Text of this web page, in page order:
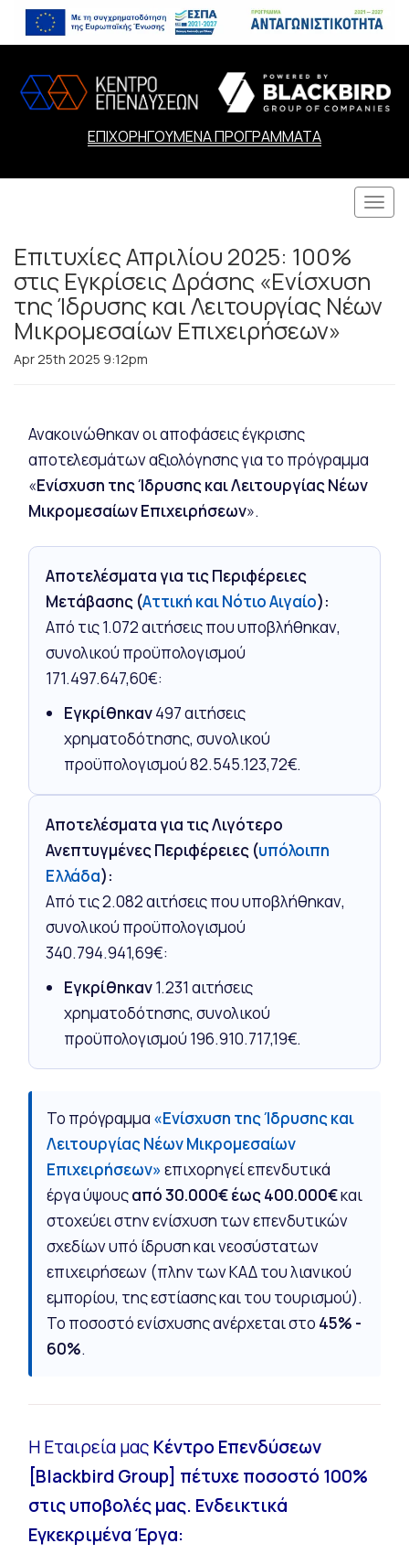
ΕΠΙΧΟΡΗΓΟΥΜΕΝΑ ΠΡΟΓΡΑΜΜΑΤΑ
Επιτυχίες Απριλίου 2025: 100%
στις Εγκρίσεις Δράσης «Ενίσχυση
της Ίδρυσης και Λειτουργίας Νέων
Μικρομεσαίων Επιχειρήσεων»
Apr 25th 2025 9:12pm
Ανακοινώθηκαν οι αποφάσεις έγκρισης
αποτελεσμάτων αξιολόγησης για το πρόγραμμα
«Ενίσχυση της Ίδρυσης και Λειτουργίας Νέων
Μικρομεσαίων Επιχειρήσεων».
Αποτελέσματα για τις Περιφέρειες
Μετάβασης (Αττική και Νότιο Αιγαίο):
Από τις 1.072 αιτήσεις που υποβλήθηκαν,
συνολικού προϋπολογισμού
171.497.647,60€:
Εγκρίθηκαν497 αιτήσεις
χρηματοδότησης, συνολικού
προϋπολογισμού 82.545.123,72€.
Αποτελέσματα για τις Λιγότερο
Ανεπτυγμένες Περιφέρειες (υπόλοιπη
Ελλάδα):
Από τις 2.082 αιτήσεις που υποβλήθηκαν,
συνολικού προϋπολογισμού
340.794.941,69€:
Εγκρίθηκαν1.231 αιτήσεις
χρηματοδότησης, συνολικού
προϋπολογισμού 196.910.717,19€.
Το πρόγραμμα «Ενίσχυση της Ίδρυσης και
Λειτουργίας Νέων Μικρομεσαίων
Επιχειρήσεων»επιχορηγεί επενδυτικά
έργα ύψουςαπό 30.000€ έως 400.000€και
στοχεύει στην ενίσχυση των επενδυτικών
σχεδίων υπό ίδρυση και νεοσύστατων
επιχειρήσεων (πλην των ΚΑΔ του λιανικού
εμπορίου, της εστίασης και του τουρισμού).
Το ποσοστό ενίσχυσης ανέρχεται στο 45% -
60%.
Η Εταιρεία μας Κέντρο Επενδύσεων
[Blackbird Group] πέτυχε ποσοστό 100%
στις υποβολές μας. Ενδεικτικά
Εγκεκριμένα Έργα: